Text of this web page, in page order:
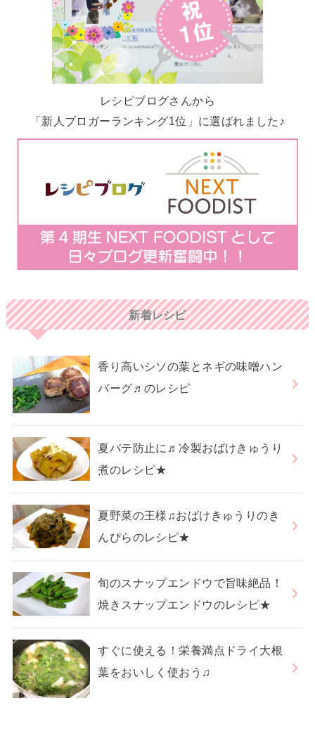
レシピブログさんから
「新人ブロガーランキング1位」に選ばれました♪
新着レシピ
香り高いシソの葉とネギの味噌ハン
バーグ♬のレシピ
夏バテ防止に♬冷製おばけきゅうり
煮のレシピ★
夏野菜の王様♫おばけきゅうりのき
んぴらのレシピ★
旬のスナップエンドウで旨味絶品！
焼きスナップエンドウのレシピ★
すぐに使える！栄養満点ドライ大根
葉をおいしく使おう♫